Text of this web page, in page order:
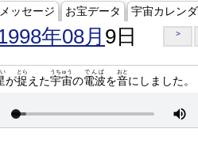
ッセージ お宝データ 宇宙カレン
年08月 9日 >
が捉
とら
えた宇宙
うちゅう
の電波
でんぱ
を音
おと
にしました。